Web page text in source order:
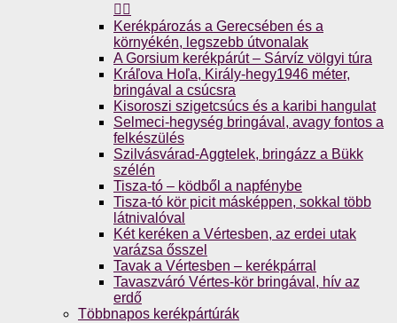
🚴‍♀️
Kerékpározás a Gerecsében és a
környékén, legszebb útvonalak
A Gorsium kerékpárút – Sárvíz völgyi túra
Kráľova Hoľa, Király-hegy1946 méter,
bringával a csúcsra
Kisoroszi szigetcsúcs és a karibi hangulat
Selmeci-hegység bringával, avagy fontos a
felkészülés
Szilvásvárad-Aggtelek, bringázz a Bükk
szélén
Tisza-tó – ködből a napfénybe
Tisza-tó kör picit másképpen, sokkal több
látnivalóval
Két keréken a Vértesben, az erdei utak
varázsa ősszel
Tavak a Vértesben – kerékpárral
Tavaszváró Vértes-kör bringával, hív az
erdő
Többnapos kerékpártúrák